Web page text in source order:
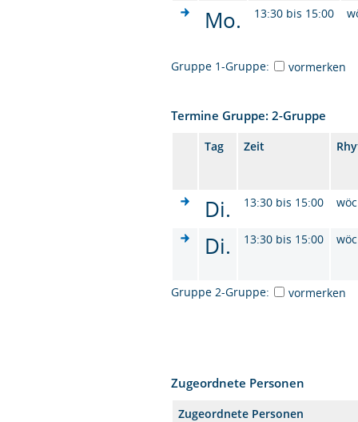
Mo. 13:30 bis 15:00
Gruppe 1-Gruppe: vormerken
Termine Gruppe: 2-Gruppe
Tag Zeit
Di. 13:30 bis 15:00
Di. 13:30 bis 15:00
Gruppe 2-Gruppe: vormerken
Zugeordnete Personen
Zugeordnete Personen